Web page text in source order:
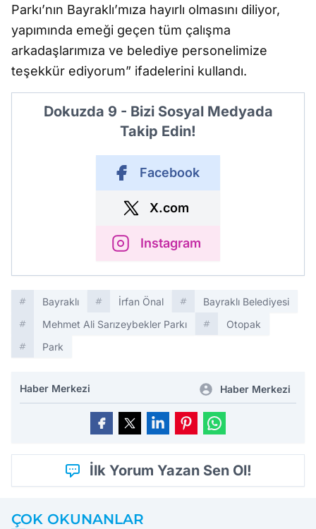
Parkı’nın Bayraklı’mıza hayırlı olmasını diliyor,
yapımında emeği geçen tüm çalışma
arkadaşlarımıza ve belediye personelimize
teşekkür ediyorum” ifadelerini kullandı.
Dokuzda 9 - Bizi Sosyal Medyada
Takip Edin!
Facebook
X.com
Instagram
Bayraklı İrfan Önal
Bayraklı Belediyesi
Mehmet Ali Sarızeybekler Parkı
Otopak
Park
Haber Merkezi Haber Merkezi
İlk Yorum Yazan Sen Ol!
ÇOK OKUNANLAR